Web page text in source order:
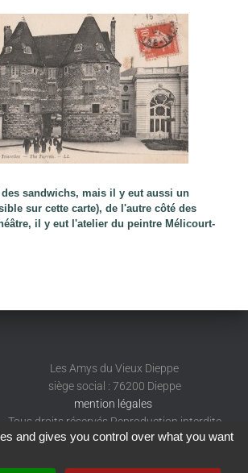
sandwichs, mais il y eut aussi un
sur cette carte), de l'autre côté des
il y eut l'atelier du peintre Mélicourt-
Les Amys du Vieux Dieppe
siège social : 76200 Dieppe
mention légales
Tous droits réservés Reproduction interdite
and gives you control over what you want